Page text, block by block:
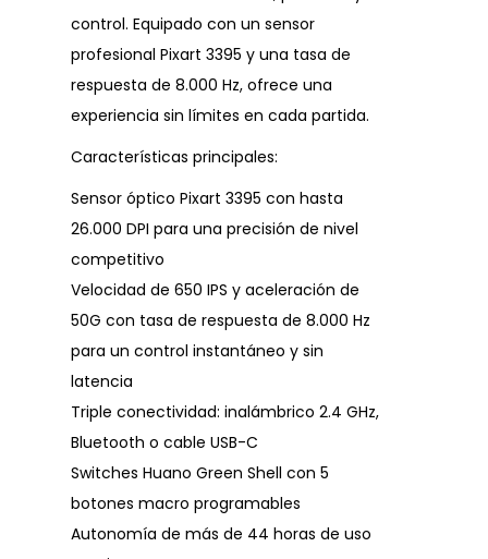
control. Equipado con un sensor
profesional Pixart 3395 y una tasa de
respuesta de 8.000 Hz, ofrece una
experiencia sin límites en cada partida.
Características principales:
Sensor óptico Pixart 3395 con hasta
26.000 DPI para una precisión de nivel
competitivo
Velocidad de 650 IPS y aceleración de
50G con tasa de respuesta de 8.000 Hz
para un control instantáneo y sin
latencia
Triple conectividad: inalámbrico 2.4 GHz,
Bluetooth o cable USB-C
Switches Huano Green Shell con 5
botones macro programables
Autonomía de más de 44 horas de uso